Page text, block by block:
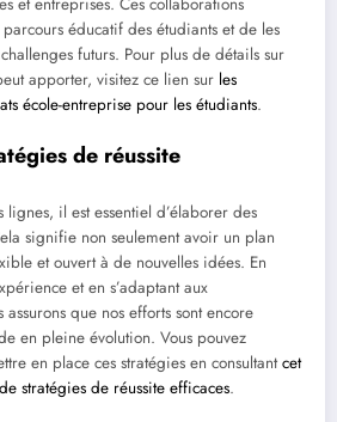
éducatif des étudiants et de les
futurs. Pour plus de détails sur
apporter, visitez ce lien sur les
école-entreprise pour les étudiants.
de réussite
il est essentiel d’élaborer des
signifie non seulement avoir un plan
et ouvert à de nouvelles idées. En
et en s’adaptant aux
assurons que nos efforts sont encore
en pleine évolution. Vous pouvez
en place ces stratégies en consultantcet
stratégies de réussite efficaces.